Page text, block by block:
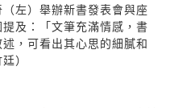
左）舉辦新書發表會與座
及：「文筆充滿情感，書
，可看出其心思的細膩和
）